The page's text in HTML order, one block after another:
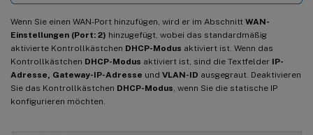
Wenn Sie einen WAN-Port hinzufügen, wird er im Abschnitt WAN-
Einstellungen (Port: 2) hinzugefügt, wobei das standardmäßig
aktivierte Kontrollkästchen DHCP-Modus aktiviert ist. Wenn das
Kontrollkästchen DHCP-Modus aktiviert ist, sind die Textfelder IP-
Adresse, Gateway-IP-Adresse und VLAN-ID ausgegraut. Deaktivieren
Sie das Kontrollkästchen DHCP-Modus , wenn Sie die statische IP
konfigurieren möchten.